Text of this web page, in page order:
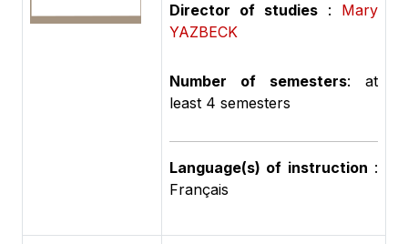
Director of studies : Mary
YAZBECK
Number of semesters: at
least 4 semesters
Language(s) of instruction :
Français